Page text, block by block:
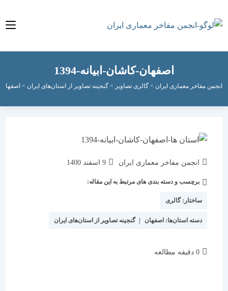
اصفهان-کاشان-ابیانه-1394
مفاخر معماری ایران > گالری تصاویر>گنجینه تصاویر از استان‌های ایران> اصفهان >
انجمن مفاخر معماری ایران
نوشته
شده
9 اسفند 1400
برچسب و دسته بندی های مرتبط به این مقاله:
ساختار:گالری
دسته استان‌ها:اصفهان | گنجینه تصاویر از استان‌های ایران